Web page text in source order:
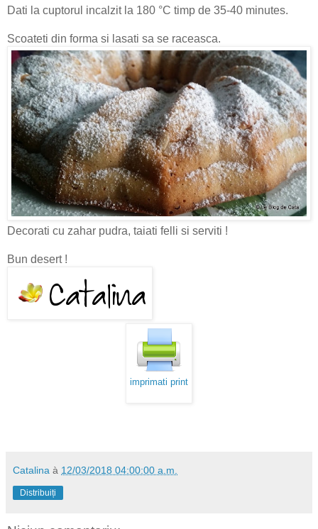
Dati la cuptorul incalzit la 180 °C timp de 35-40 minutes.
Scoateti din forma si lasati sa se raceasca.
Decorati cu zahar pudra, taiati felli si serviti !
Bun desert !
imprimati print
Catalina à 12/03/2018 04:00:00 a.m.
Distribuiți